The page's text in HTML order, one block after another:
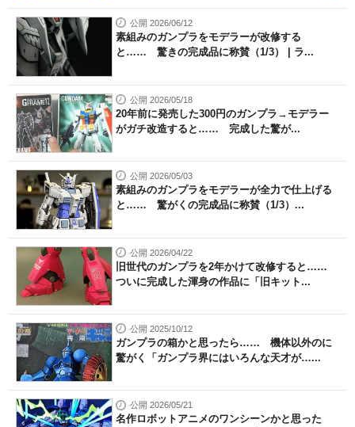
公開 2026/06/12
素組みのガンプラをモデラーが改修する
と…… 驚きの完成品に称賛（1/3） | ラ...
公開 2026/05/18
20年前に発売した300円のガンプラ→モデラー
がガチ改造すると…… 完成した驚が...
公開 2026/05/03
素組みのガンプラをモデラーが全力で仕上げる
と…… 驚がくの完成品に称賛（1/3）...
公開 2026/04/22
旧世代のガンプラを2年かけて改修すると……
ついに完成した渾身の作品に「旧キット...
公開 2025/10/12
ガンプラの箱かと思ったら…… 機体以外のに
驚がく「ガンプラ界にはいろんな天才が…...
公開 2026/05/21
名作ロボットアニメのワンシーンかと思った